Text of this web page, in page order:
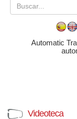
Automatic
Videoteca